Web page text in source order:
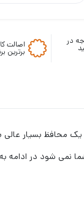
در اصالت
برترین
یک محافظ بسیار عالی
شود در ادامه